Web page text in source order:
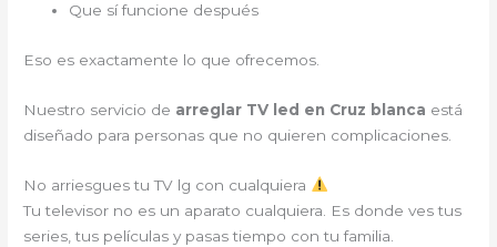
Que sí funcione después
Eso es exactamente lo que ofrecemos.
Nuestro servicio de arreglar TV led en Cruz blanca está
diseñado para personas que no quieren complicaciones.
No arriesgues tu TV lg con cualquiera
Tu televisor no es un aparato cualquiera. Es donde ves tus
series, tus películas y pasas tiempo con tu familia.